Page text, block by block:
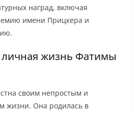
наград, включая
имени Прицкера и
личная жизнь Фатимы
своим непростым и
жизни. Она родилась в